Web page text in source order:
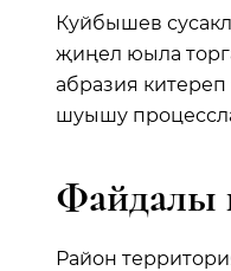
Куйбышев
җиңел юыла
абразия
шуышу
Файдалы
Район